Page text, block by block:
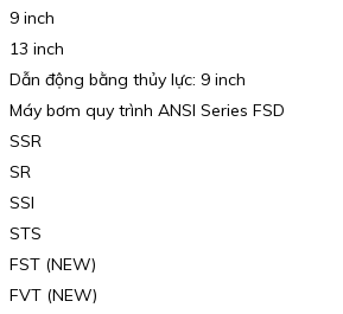
9 inch
13 inch
Dẫn động bằng thủy lực: 9 inch
Máy bơm quy trình ANSI Series FSD
SSR
SR
SSI
STS
FST (NEW)
FVT (NEW)